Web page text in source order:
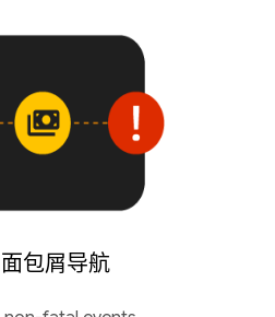
包屑导航